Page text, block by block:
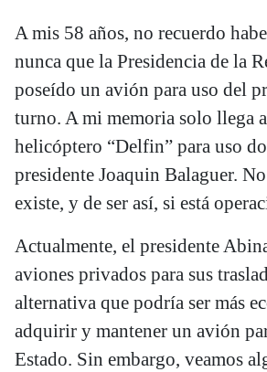
A mis 58 años, no recuerdo
nunca que la Presidencia de la
poseído un avión para uso del
turno. A mi memoria solo llega
helicóptero “Delfin” para uso
presidente Joaquin Balaguer.
existe, y de ser así, si está
Actualmente, el presidente
aviones privados para sus
alternativa que podría ser más
adquirir y mantener un avión
Estado. Sin embargo, veamos